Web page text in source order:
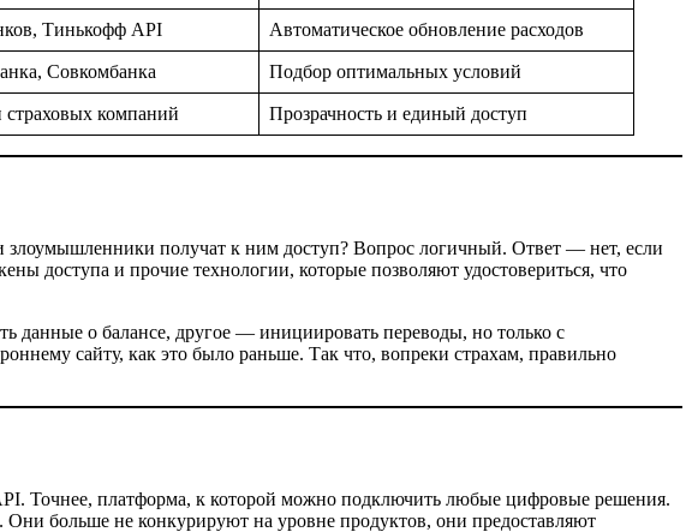
Тинькофф API Автоматическое обновление расходов
Совкомбанка Подбор оптимальных условий
страховых компаний Прозрачность и единый доступ
злоумышленники получат к ним доступ? Вопрос логичный. Ответ — нет, если
доступа и прочие технологии, которые позволяют удостовериться, что
данные о балансе, другое — инициировать переводы, но только с
сайту, как это было раньше. Так что, вопреки страхам, правильно
Точнее, платформа, к которой можно подключить любые цифровые решения.
больше не конкурируют на уровне продуктов, они предоставляют